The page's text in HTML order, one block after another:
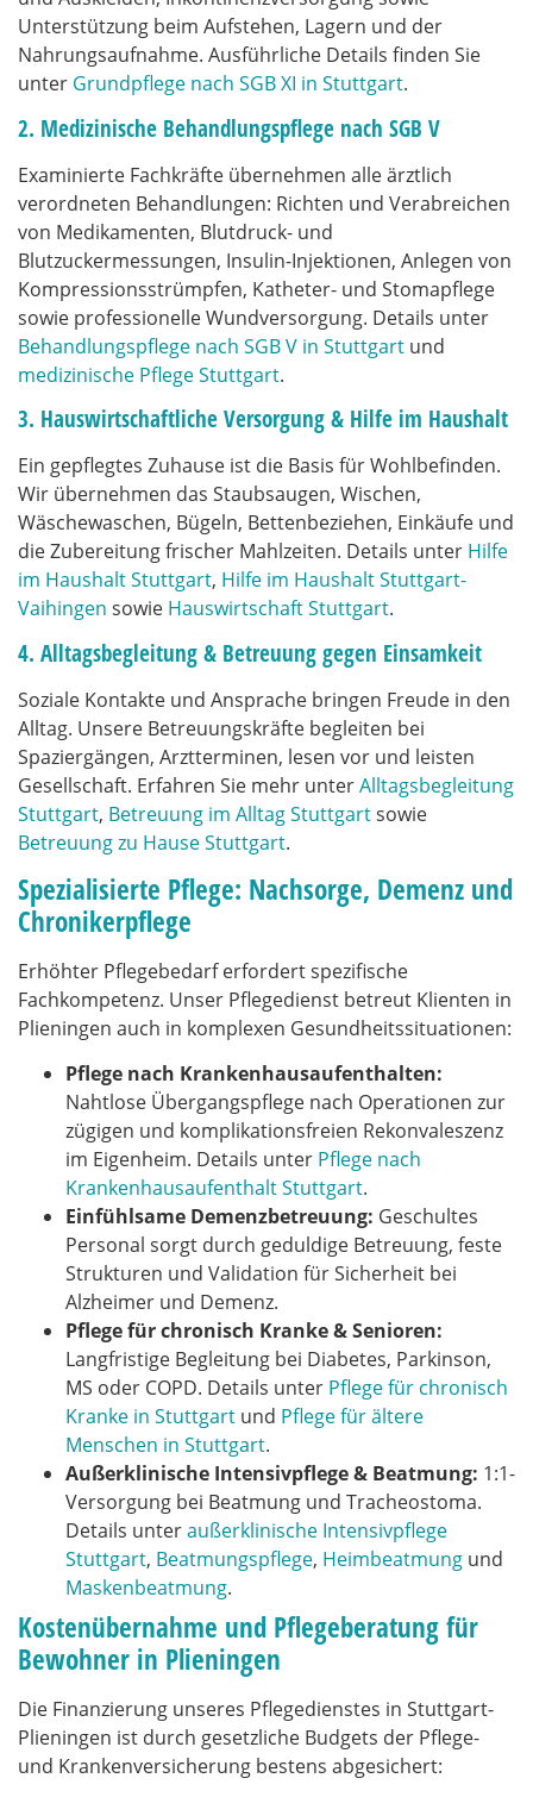
Unterstützung beim Aufstehen, Lagern und der
Nahrungsaufnahme. Ausführliche Details finden Sie
unter Grundpflege nach SGB XI in Stuttgart.
2. Medizinische Behandlungspflege nach SGB V
Examinierte Fachkräfte übernehmen alle ärztlich
verordneten Behandlungen: Richten und Verabreichen
von Medikamenten, Blutdruck- und
Blutzuckermessungen, Insulin-Injektionen, Anlegen von
Kompressionsstrümpfen, Katheter- und Stomapflege
sowie professionelle Wundversorgung. Details unter
Behandlungspflege nach SGB V in Stuttgart und
medizinische Pflege Stuttgart.
3. Hauswirtschaftliche Versorgung & Hilfe im Haushalt
Ein gepflegtes Zuhause ist die Basis für Wohlbefinden.
Wir übernehmen das Staubsaugen, Wischen,
Wäschewaschen, Bügeln, Bettenbeziehen, Einkäufe und
die Zubereitung frischer Mahlzeiten. Details unter Hilfe
im Haushalt Stuttgart, Hilfe im Haushalt Stuttgart-
Vaihingen sowie Hauswirtschaft Stuttgart.
4. Alltagsbegleitung & Betreuung gegen Einsamkeit
Soziale Kontakte und Ansprache bringen Freude in den
Alltag. Unsere Betreuungskräfte begleiten bei
Spaziergängen, Arztterminen, lesen vor und leisten
Gesellschaft. Erfahren Sie mehr unterAlltagsbegleitung
Stuttgart, Betreuung im Alltag Stuttgartsowie
Betreuung zu Hause Stuttgart.
Spezialisierte Pflege: Nachsorge, Demenz und
Chronikerpflege
Erhöhter Pflegebedarf erfordert spezifische
Fachkompetenz. Unser Pflegedienst betreut Klienten in
Plieningen auch in komplexen Gesundheitssituationen:
Pflege nach Krankenhausaufenthalten:
Nahtlose Übergangspflege nach Operationen zur
zügigen und komplikationsfreien Rekonvaleszenz
im Eigenheim. Details unter Pflege nach
Krankenhausaufenthalt Stuttgart.
Einfühlsame Demenzbetreuung: Geschultes
Personal sorgt durch geduldige Betreuung, feste
Strukturen und Validation für Sicherheit bei
Alzheimer und Demenz.
Pflege für chronisch Kranke & Senioren:
Langfristige Begleitung bei Diabetes, Parkinson,
MS oder COPD. Details unter Pflege für chronisch
Kranke in Stuttgart und Pflege für ältere
Menschen in Stuttgart.
Außerklinische Intensivpflege & Beatmung: 1:1-
Versorgung bei Beatmung und Tracheostoma.
Details unteraußerklinische Intensivpflege
Stuttgart, Beatmungspflege, Heimbeatmung und
Maskenbeatmung.
Kostenübernahme und Pflegeberatung für
Bewohner in Plieningen
Die Finanzierung unseres Pflegedienstes in Stuttgart-
Plieningen ist durch gesetzliche Budgets der Pflege-
und Krankenversicherung bestens abgesichert: